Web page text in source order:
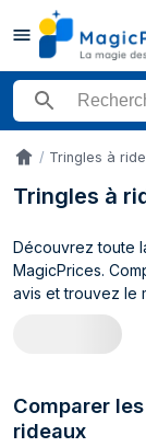
Rechercher un
AccueilTringles à
Tringles à
Découvrez toute
MagicPrices.
avis et trouvez le
Catalogue
Comparer
rideaux